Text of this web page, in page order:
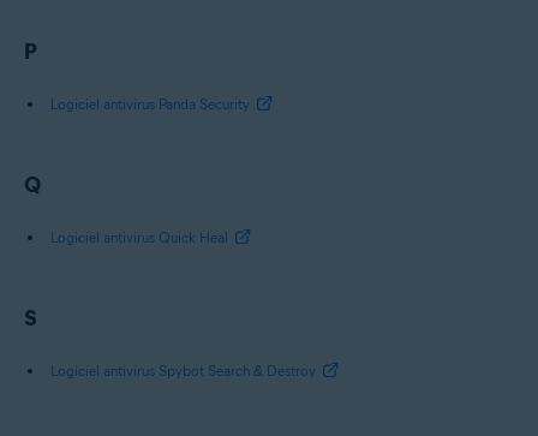
P
Logiciel antivirus Panda Security
Q
Logiciel antivirus Quick Heal
S
Logiciel antivirus Spybot Search & Destroy